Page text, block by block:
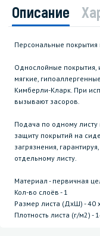
Описание
Персональные покрытия
Однослойные покрытия,
мягкие,
Кимберли-Кларк. При
вызывают засоров.
Подача по одному листу
защиту покрытий на
загрязнения,
отдельному листу.
Материал - первичная
Кол-во слоёв - 1
Размер листа (ДхШ) - 40
Плотность листа (г/м2) -